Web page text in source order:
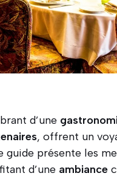
d’une
, offrent un
guide présente les
d’une ambiance